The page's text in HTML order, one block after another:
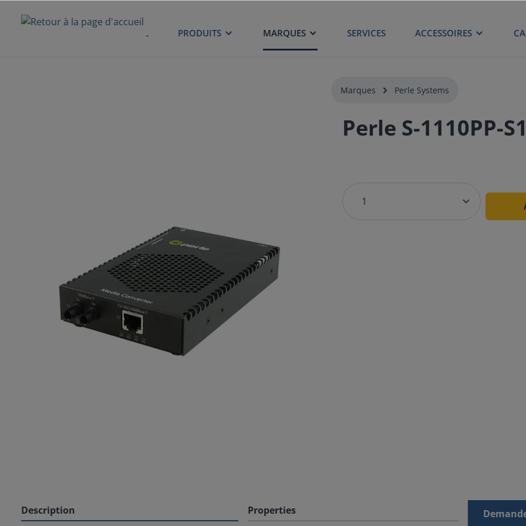
ACCUEIL PRODUITS MARQUES SERVICES ACCESSOIRES
Marques Perle Systems
Perle S-1110PP-
Description Properties